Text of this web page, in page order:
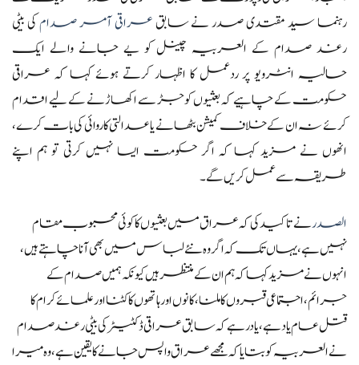
رہنما سید مقتدی صدر نے سابقعراقی آمر صدامکی بیٹی
رغد صدام کے العربیہ چینل کو یے جانے والے ایک
حالیہ انٹرویو پر ردعمل کا اظہار کرتے ہوئے کہا کہ عراقی
حکومت کے چاہیے کہ بعثیوں کو جڑ سے اکھاڑنے کے لیے اقدام
کرئے نہ ان کے خلاف کمیشن بٹھانے یا عدالتی کاروائی کی بات کرے،
انھوں نے مزید کہا کہ اگر حکومت ایسا نہیں کرتی تو ہم اپنے
طریقہ سے عمل کریں گے۔
الصدرنے تاکید کی کہ عراق میں بعثیوں کا کوئی محبوب مقام
نہیں ہے، یہاں تک کہ اگر وہ نئے لباس میں بھی آنا چاہتے ہیں،
انہوں نے مزید کہاکہ ہم ان کے منتظر ہیں کیونکہ ہمیں صدام کے
جرائم ، اجتماعی قبروں کا ملنا ، کانوں اور ہاتھوں کا کٹنا اور علمائے کرام کا
قتل عام یاد ہے،یادرہے کہ سابق عراقی ڈکٹیٹر کی بیٹی رغد صدام
نے العربیہ کو بتایا کہ مجھے عراق واپس جانے کا یقین ہے، وہ میرا